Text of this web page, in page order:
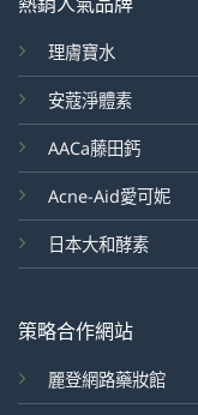
理膚寶水
安蔻淨體素
AACa藤田鈣
Acne-Aid愛可妮
日本大和酵素
策略合作網站
麗登網路藥妝館